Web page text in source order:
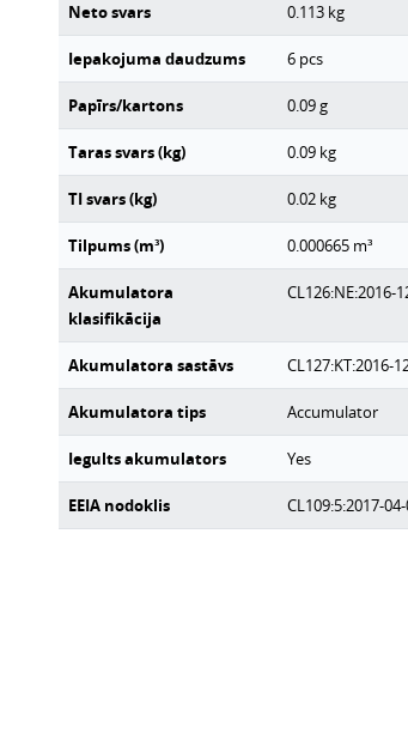
Neto svars 0.113 kg
Iepakojuma daudzums 6 pcs
Papīrs/kartons 0.09g
Taras svars (kg) 0.09 kg
TI svars (kg) 0.02 kg
Tilpums (m³) 0.000665 m³
Akumulatora
klasifikācija
CL126:NE:2016-
Akumulatora sastāvs CL127:KT:2016-
Akumulatora tips Accumulator
Iegults akumulators Yes
EEIA nodoklis CL109:5:2017-04-